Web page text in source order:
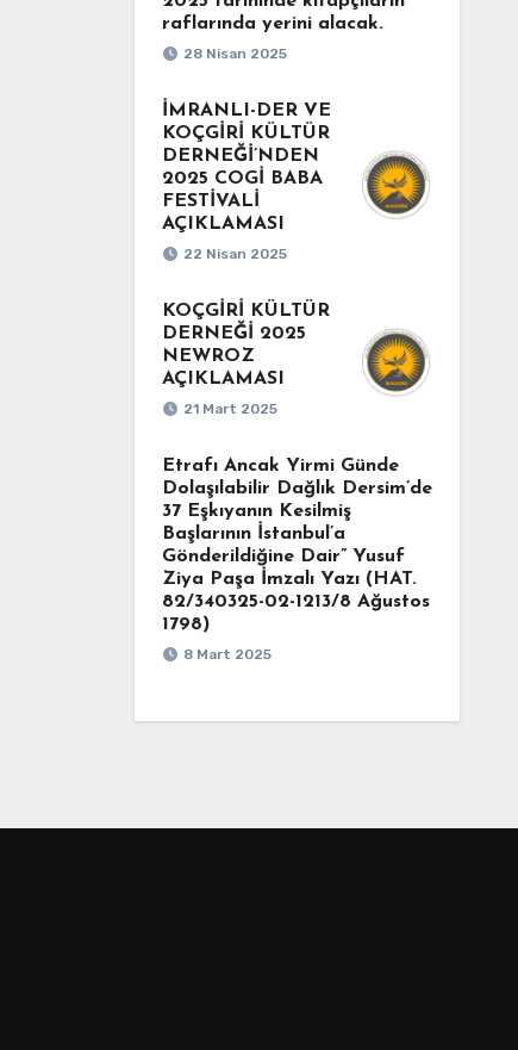
raflarında yerini alacak.
28 Nisan 2025
İMRANLI-DER VE
KOÇGİRİ KÜLTÜR
DERNEĞİ’NDEN
2025 COGİ BABA
FESTİVALİ
AÇIKLAMASI
22 Nisan 2025
KOÇGİRİ KÜLTÜR
DERNEĞİ 2025
NEWROZ
AÇIKLAMASI
21 Mart 2025
Etrafı Ancak Yirmi Günde
Dolaşılabilir Dağlık Dersim’de
37 Eşkıyanın Kesilmiş
Başlarının İstanbul’a
Gönderildiğine Dair” Yusuf
Ziya Paşa İmzalı Yazı (HAT.
82/340325-02-1213/8 Ağustos
1798)
8 Mart 2025